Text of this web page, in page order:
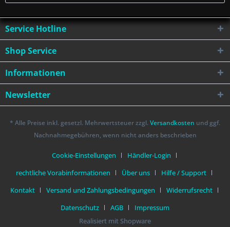
Service Hotline
Shop Service
Informationen
Newsletter
* Alle Preise inkl. gesetzl. Mehrwertsteuer zzgl. Versandkosten und ggf.
Nachnahmegebühren, wenn nicht anders beschrieben
Cookie-Einstellungen
Händler-Login
rechtliche Vorabinformationen
Über uns
Hilfe / Support
Kontakt
Versand und Zahlungsbedingungen
Widerrufsrecht
Datenschutz
AGB
Impressum
Realisiert mit Shopware